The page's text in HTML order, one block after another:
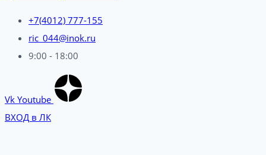
+7(4012) 777-155
ric_044@inok.ru
9:00 - 18:00
Vk Youtube
ВХОД в ЛК